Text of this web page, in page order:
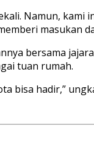
Namun,
masukan
bersama
tuan rumah.
bisa hadir,”